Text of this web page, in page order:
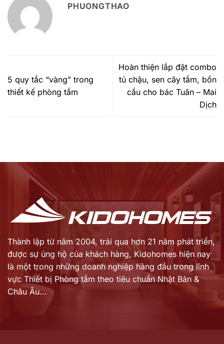
PHUONGTHAO
5 quy tắc “vàng” trong
thiết kế phòng tắm
Hoàn thiện lắp đặt combo
tủ chậu, sen cây tắm, bồn
cầu cho bác Tuân – Mai
Dịch
Thành lập từ năm 2004, trải qua hơn 21 năm phát triển,
được sự ủng hộ của khách hàng, Kidohomes hiện nay
là một trong những doanh nghiệp hàng đầu trong lĩnh
vực Thiết bị Phòng tắm theo tiêu chuẩn Nhật Bản &
Châu Âu...